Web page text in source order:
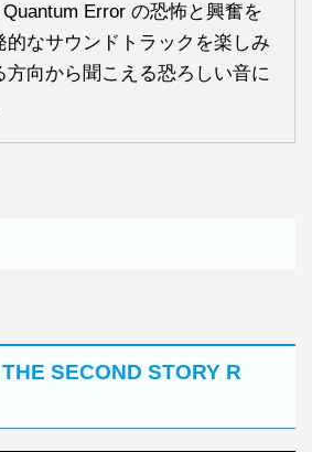
Error の恐怖と興奮を
的なサウンドトラックを楽しみ
方向から聞こえる恐ろしい音に
SECOND STORY R